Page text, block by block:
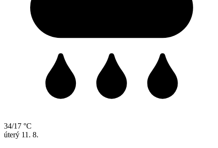
34/17 °C
úterý 11. 8.